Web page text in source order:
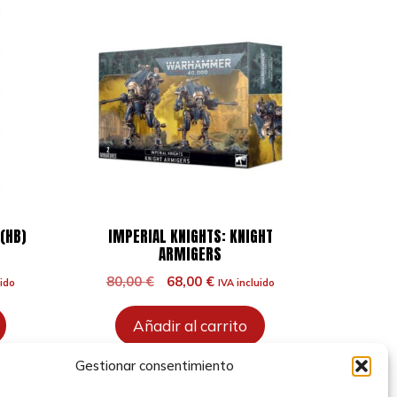
Gestionar consentimiento
IMPERIAL KNIGHTS: KNIGHT
ARMIGERS
80,00€
El
original
era:
68,00 €El
actual
es:
IVA incluido
Añadir al carrito